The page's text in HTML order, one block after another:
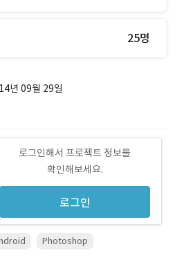
25명
년 09월 29일
로그인해서 프로젝트 정보를
확인해보세요.
로그인
Photoshop